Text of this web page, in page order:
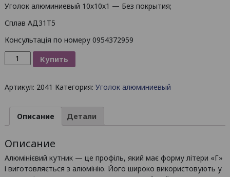
Уголок алюминиевый 10х10х1 — Без покрытия;
Сплав АД31Т5
Консультація по номеру 0954372959
Количество
товара
алюминиевый
Купить
Артикул: 2041 Категория: Уголок алюминиевый
Описание Детали
Описание
Алюмінієвий кутник — це профіль, який має форму літери «Г»
і виготовляється з алюмінію. Його широко використовують у